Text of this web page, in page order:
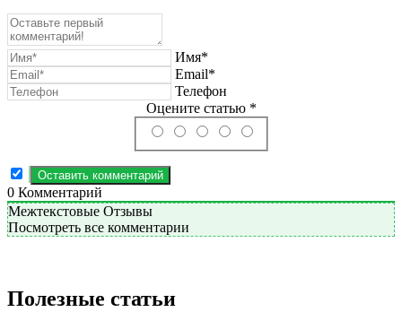
Имя*
Email*
Телефон
Оцените статью *
0 Комментарий
Межтекстовые Отзывы
Посмотреть все комментарии
Полезные статьи